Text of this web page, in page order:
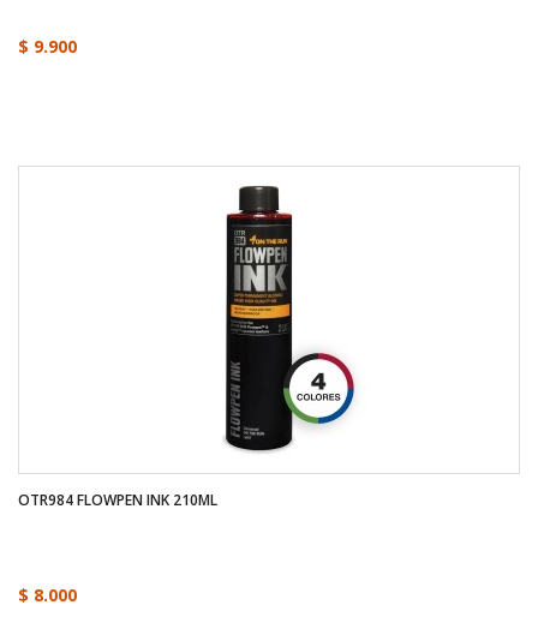
$ 9.900
OTR984 FLOWPEN INK 210ML
$ 8.000